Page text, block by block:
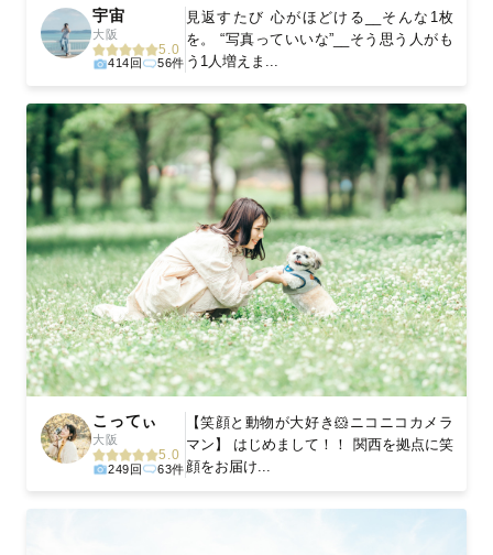
宇宙
大阪
5.0
414回 56件
見返すたび 心がほどける__そんな1枚
を。 “写真っていいな”__そう思う人がも
う1人増えま...
こってぃ
大阪
5.0
249回 63件
【笑顔と動物が大好き🐹ニコニコカメラ
マン】 はじめまして！！ 関西を拠点に笑
顔をお届け...